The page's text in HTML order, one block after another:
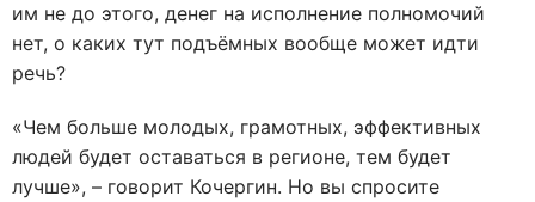
им не до этого, денег на исполнение полномочий
нет, о каких тут подъёмных вообще может идти
речь?
«Чем больше молодых, грамотных, эффективных
людей будет оставаться в регионе, тем будет
лучше», – говорит Кочергин. Но вы спросите